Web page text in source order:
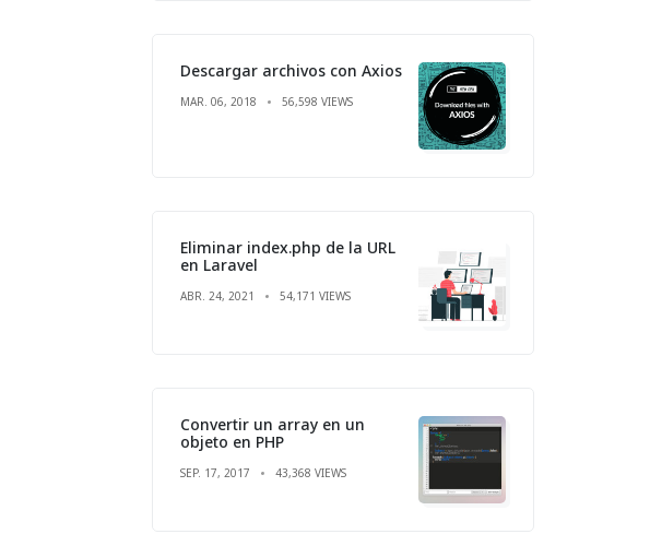
Descargar archivos con Axios
MAR. 06, 2018 56,598 VIEWS
Eliminar index.php de la URL
en Laravel
ABR. 24, 2021 54,171 VIEWS
Convertir un array en un
objeto en PHP
SEP. 17, 2017 43,368 VIEWS